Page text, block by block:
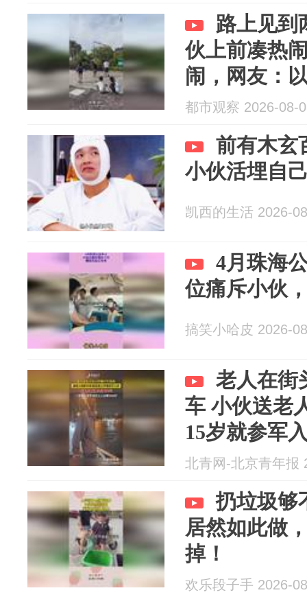
路上见到
伙上前凑热
闹，网友：
打斗
都市观察 2026-08-
前有木玄
小伙活埋自
凯西的生活 2026-
4月珠海
位痛斥小伙
搞笑小哈皮 2026-
老人在街
车 小伙送老
15岁就参军
北青网-北京青年报
扔垃圾够
居然如此做
掉！
欢乐段子手 2026-